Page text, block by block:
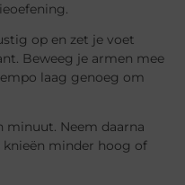
op en zet je voet
Beweeg je armen mee
laag genoeg om
minuut. Neem daarna
knieën minder hoog of